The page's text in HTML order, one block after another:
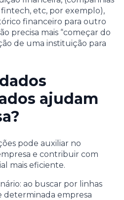
etc, por exemplo),
financeiro para outro
precisa mais “começar do
de uma instituição para
ajudam
pode auxiliar no
e contribuir com
mais eficiente.
ao buscar por linhas
determinada empresa